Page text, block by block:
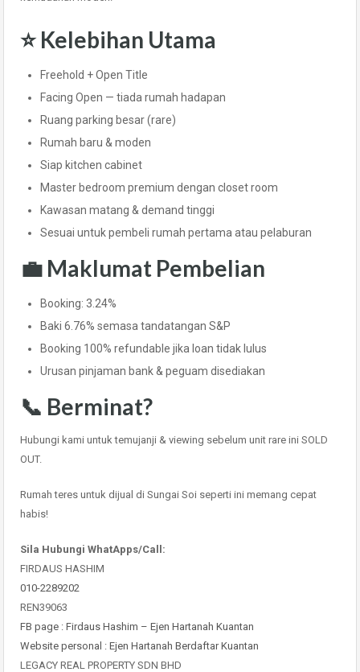
⭐ Kelebihan Utama
Freehold + Open Title
Facing Open — tiada rumah hadapan
Ruang parking besar (rare)
Rumah baru & moden
Siap kitchen cabinet
Master bedroom premium dengan closet room
Kawasan matang & demand tinggi
Sesuai untuk pembeli rumah pertama atau pelaburan
💼 Maklumat Pembelian
Booking: 3.24%
Baki 6.76% semasa tandatangan S&P
Booking 100% refundable jika loan tidak lulus
Urusan pinjaman bank & peguam disediakan
📞 Berminat?
Hubungi kami untuk temujanji & viewing sebelum unit rare ini SOLD
OUT.
Rumah teres untuk dijual di Sungai Soi seperti ini memang cepat
habis!
Sila Hubungi WhatApps/Call:
FIRDAUS HASHIM
010-2289202
REN39063
FB page : Firdaus Hashim – Ejen Hartanah Kuantan
Website personal : Ejen Hartanah Berdaftar Kuantan
LEGACY REAL PROPERTY SDN BHD